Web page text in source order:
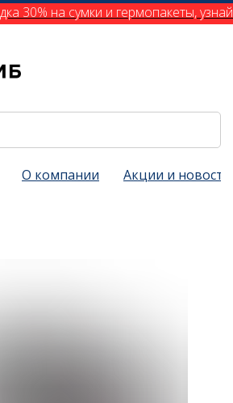
30% на сумки и гермопакеты,
О компании Акции и новости